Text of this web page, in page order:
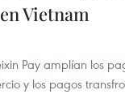
Vietnam
Pay amplían los
y los pagos